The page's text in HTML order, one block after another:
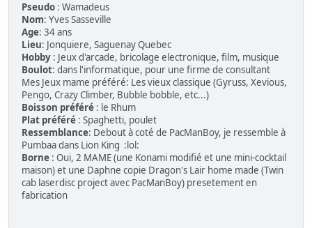
Pseudo : Wamadeus
Nom: Yves Sasseville
Age: 34 ans
Lieu: Jonquiere, Saguenay Quebec
Hobby : Jeux d'arcade, bricolage electronique, film, musique
Boulot: dans l'informatique, pour une firme de consultant
Mes Jeux mame préféré: Les vieux classique (Gyruss, Xevious,
Pengo, Crazy Climber, Bubble bobble, etc...)
Boisson préféré : le Rhum
Plat préféré : Spaghetti, poulet
Ressemblance: Debout à coté de PacManBoy, je ressemble à
Pumbaa dans Lion King :lol:
Borne : Oui, 2 MAME (une Konami modifié et une mini-cocktail
maison) et une Daphne copie Dragon's Lair home made (Twin
cab laserdisc project avec PacManBoy) presetement en
fabrication